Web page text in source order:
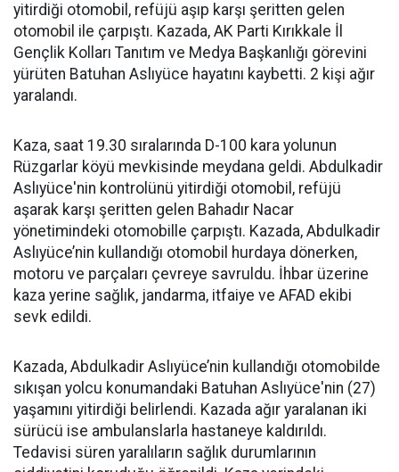
yitirdiği otomobil, refüjü aşıp karşı şeritten gelen
otomobil ile çarpıştı. Kazada, AK Parti Kırıkkale İl
Gençlik Kolları Tanıtım ve Medya Başkanlığı görevini
yürüten Batuhan Aslıyüce hayatını kaybetti. 2 kişi ağır
yaralandı.
Kaza, saat 19.30 sıralarında D-100 kara yolunun
Rüzgarlar köyü mevkisinde meydana geldi. Abdulkadir
Aslıyüce'nin kontrolünü yitirdiği otomobil, refüjü
aşarak karşı şeritten gelen Bahadır Nacar
yönetimindeki otomobille çarpıştı. Kazada, Abdulkadir
Aslıyüce’nin kullandığı otomobil hurdaya dönerken,
motoru ve parçaları çevreye savruldu. İhbar üzerine
kaza yerine sağlık, jandarma, itfaiye ve AFAD ekibi
sevk edildi.
Kazada, Abdulkadir Aslıyüce’nin kullandığı otomobilde
sıkışan yolcu konumandaki Batuhan Aslıyüce'nin (27)
yaşamını yitirdiği belirlendi. Kazada ağır yaralanan iki
sürücü ise ambulanslarla hastaneye kaldırıldı.
Tedavisi süren yaralıların sağlık durumlarının